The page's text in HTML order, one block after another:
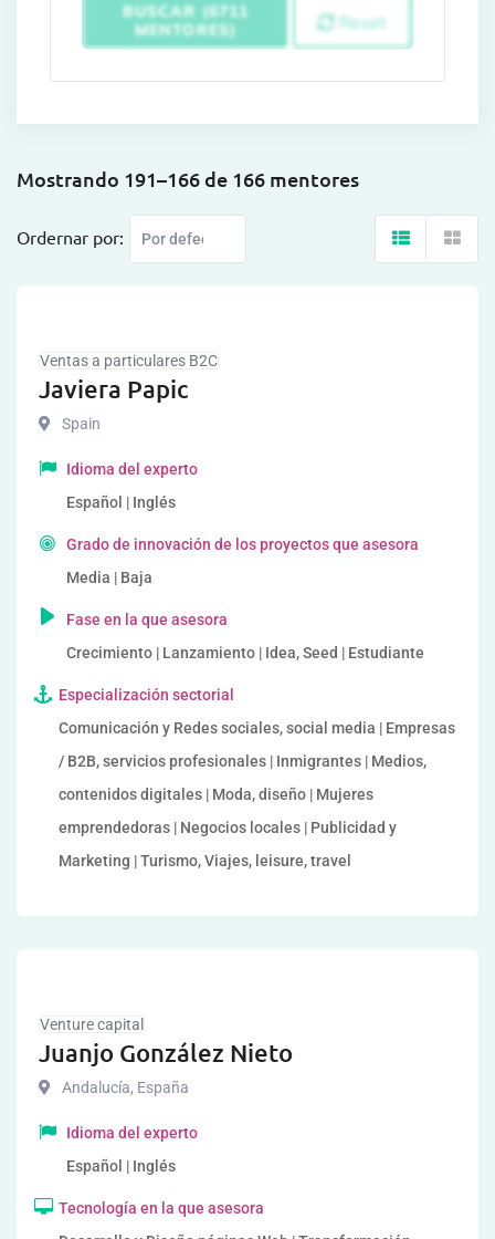
BUSCAR (6711
MENTORES)
Reset
Mostrando 191–166 de 166 mentores
Ordernar por:
Ventas a particulares B2C
Javiera Papic
Spain
Idioma del experto
Español | Inglés
Grado de innovación de los proyectos que asesora
Media | Baja
Fase en la que asesora
Crecimiento | Lanzamiento | Idea, Seed | Estudiante
Especialización sectorial
Comunicación y Redes sociales, social media | Empresas
/ B2B, servicios profesionales | Inmigrantes | Medios,
contenidos digitales | Moda, diseño | Mujeres
emprendedoras | Negocios locales | Publicidad y
Marketing | Turismo, Viajes, leisure, travel
Venture capital
Juanjo González Nieto
Andalucía, España
Idioma del experto
Español | Inglés
Tecnología en la que asesora